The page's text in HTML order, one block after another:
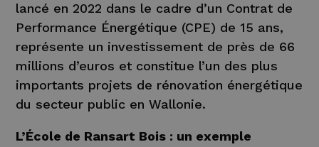
lancé en 2022 dans le cadre d’un Contrat de
Performance Énergétique (CPE) de 15 ans,
représente un investissement de près de 66
millions d’euros et constitue l’un des plus
importants projets de rénovation énergétique
du secteur public en Wallonie.
L’École de Ransart Bois : un exemple